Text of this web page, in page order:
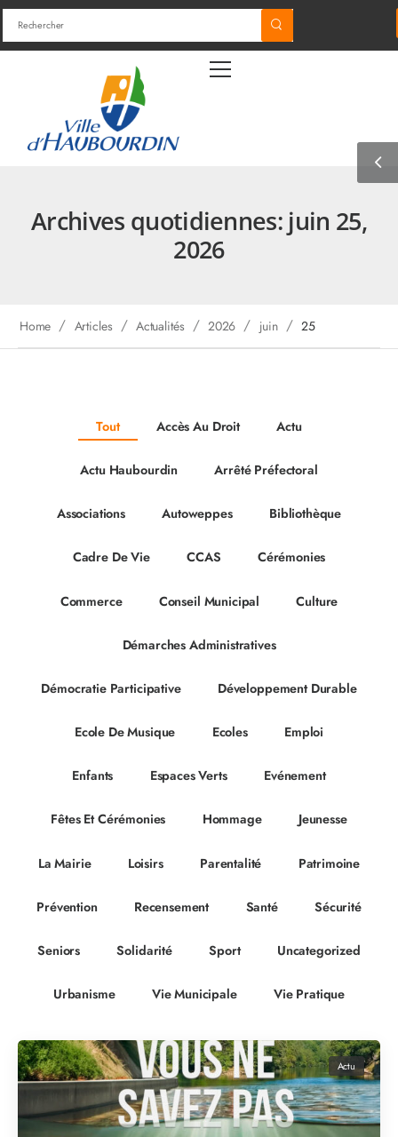
Archives quotidiennes: juin 25,
2026
Home / Articles / Actualités / 2026 / juin / 25
Tout Accès Au Droit Actu
Actu Haubourdin Arrêté Préfectoral
Associations Autoweppes Bibliothèque
Cadre De Vie CCAS Cérémonies
Commerce Conseil Municipal Culture
Démarches Administratives
Démocratie Participative Développement Durable
Ecole De Musique Ecoles Emploi
Enfants Espaces Verts Evénement
Fêtes Et Cérémonies Hommage Jeunesse
La Mairie Loisirs Parentalité Patrimoine
Prévention Recensement Santé Sécurité
Seniors Solidarité Sport Uncategorized
Urbanisme Vie Municipale Vie Pratique
Actu